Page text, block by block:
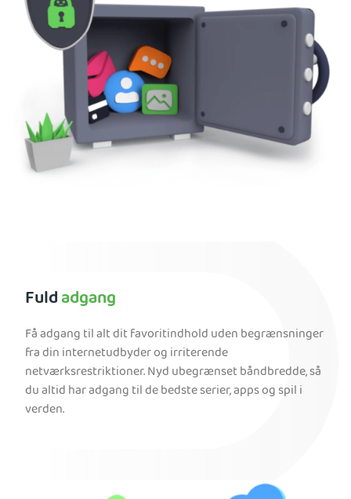
Fuldadgang
Få adgang til alt dit favoritindhold uden begrænsninger
fra din internetudbyder og irriterende
netværksrestriktioner. Nyd ubegrænset båndbredde, så
du altid har adgang til de bedste serier, apps og spil i
verden.